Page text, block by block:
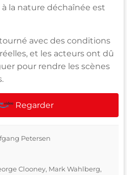
la nature déchaînée est
avec des conditions
et les acteurs ont dû
pour rendre les scènes
Regarder
Petersen
Clooney, Mark Wahlberg,